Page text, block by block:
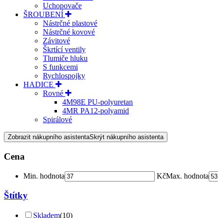
Uchopovače
ŠROUBENÍ
Nástrčné plastové
Nástrčné kovové
Závitové
Škrtící ventily
Tlumiče hluku
S funkcemi
Rychlospojky
HADICE
Rovné
4M98E PU-polyuretan
4MR PA12-polyamid
Spirálové
Zobrazit nákupního asistentaSkrýt nákupního asistenta
Cena
Min. hodnota KčMax. hodnota
Štítky
Skladem(10)